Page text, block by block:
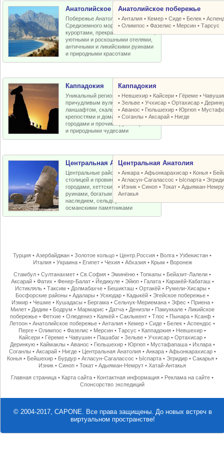
Анатолийское побережье
Побережье Анатолийской бухты
Средиземного моря с отличными
курортами, прекрасными пляжами,
уютными и роскошными отелями,
античными и ликийскими руинами
и природными красотами
Анатолийское побережье
•Анталия • Кемер •Сиде • Белек •
•Олимпос •Фазелис • Мерсин •Тарсус
Каппадокия
Уникальный регион Турции с
причудливым вулканическим
ланшафтом, скальными церквями,
крепостями и домами, пещерными
городами и прочими рукотворными
и природными чудесами
Каппадокия
• Невшехир • Кайсери • Гёреме •
•Зельве •Учхисар •Ортахисар •
•Аванос • Гюльшехир • Юргюп •
•Соганлы •Аксарай • Нигде
Центральная Анатолия
Центральные районы Турции со
столицей и провинциальными
городами, хеттскими и античными
руинами, богатым византийским
наследием, сельджукскими и
османскими памятниками
Центральная Анатолия
•Анкара •Афьонкарахисар • Конья •
•Агласун-Сагалассос • Ыспарта •
• Изник •Синоп •Токат •Адыяман-
Антакья
Турция •Азербайджан •Золотое кольцо • Центр.Россия • Волга •Узбекистан •
Италия• Украина• Египет• Чехия• Абхазия• Крым • Воронеж
Стамбул •Султанахмет •Св.София •Эминёню •Топкапы • Бейазит-Лалели •
Аксарай• Фатих • Фенер-Балат• Йедикуле• Эйюп• Галата• Каракёй-Кабаташ •
Истикляль• Таксим • Долмабахче• Бешикташ • Ортакёй• Румели-Хисары •
Босфорские районы •Адалары •Ускюдар • Кадыкёй •Эгейское побережье •
Измир• Чешме• Кушадасы • Бергама• Сельчук-Мериемана• Эфес • Приена•
Милет• Дидим • Бодрум • Мармарис • Датча• Денизли• Памуккале• Ликийское
побережье •Фетхие •Олюдениз • Каякёй •Саклыкент •Тлос • Пынара • Ксанф •
Летоон •Анатолийское побережье •Анталия • Кемер •Сиде • Белек •Аспендос •
Перге •Олимпос •Фазелис • Мерсин •Тарсус • Каппадокия • Невшехир •
Кайсери• Гёреме• Чавушин• Пашабаг• Зельве• Учхисар• Ортахисар•
Деринкую• Каймаклы • Аванос • Гюльшехир• Юргюп• Мустафапаша• Ихлара•
Соганлы • Аксарай• Нигде• Центральная Анатолия• Анкара• Афьонкарахисар•
Конья • Бейшехир • Бурдур •Агласун-Сагалассос • Ыспарта •Эгридир •Сакарья •
Изник •Синоп •Токат •Адыяман-Немрут •Хатай-Антакья
Главная страница • Карта сайта • Контактная информация • Реклама на сайте •
Спонсорство экспедиций
© 2004-2017, CAPONE. Все права защищены. До новых встреч в
виртуальном пространстве!